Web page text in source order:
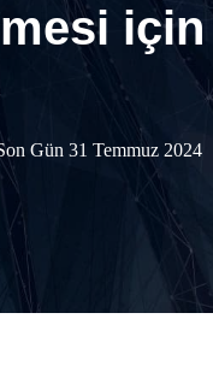
Gün 31 Temmuz 2024